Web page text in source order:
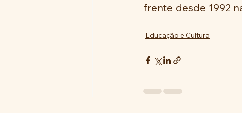
frente desde 1992
Educação e Cultura